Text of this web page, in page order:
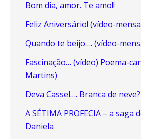
Bom dia, amor. Te amo!!
Feliz Aniversário! (vídeo-
Quando te beijo…. (vídeo-
Fascinação… (vídeo) Poema-
Martins)
Deva Cassel…. Branca de neve?
A SÉTIMA PROFECIA – a saga
Daniela